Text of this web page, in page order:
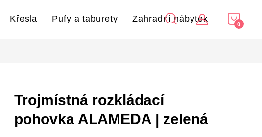
Křesla Pufy a taburety Zahradní nábytek
Trojmístná rozkládací
pohovka ALAMEDA | zelená